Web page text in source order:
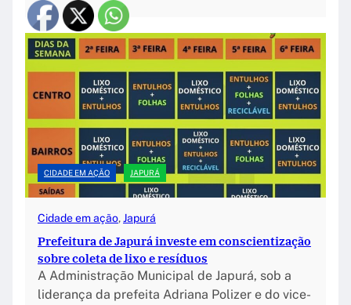
CIDADE EM AÇÃO JAPURÁ
Cidade em ação, Japurá
Prefeitura de Japurá investe em conscientização
sobre coleta de lixo e resíduos
A Administração Municipal de Japurá, sob a
liderança da prefeita Adriana Polizer e do vice-